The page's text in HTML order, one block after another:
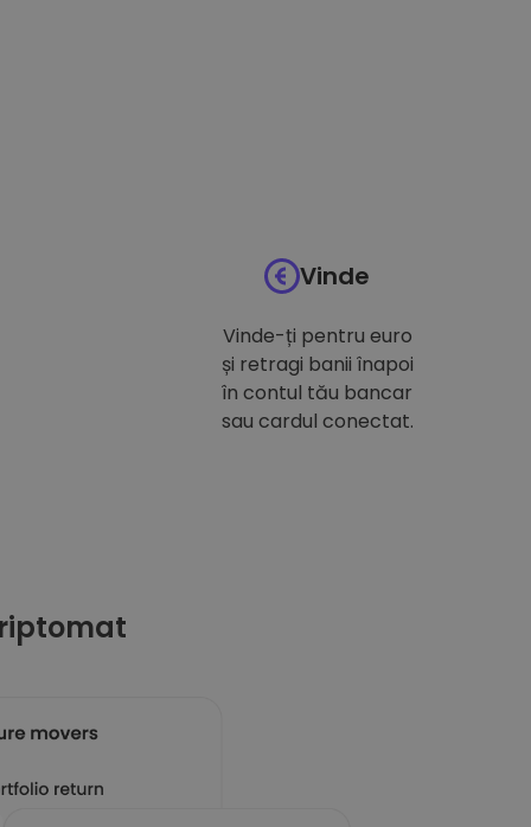
Vinde
Vinde-ți pentru euro
și retragi banii înapoi
în contul tău bancar
sau cardul conectat.